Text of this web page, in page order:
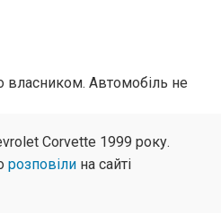
власником. Автомобіль не
Corvette 1999 року.
розповіли на сайті